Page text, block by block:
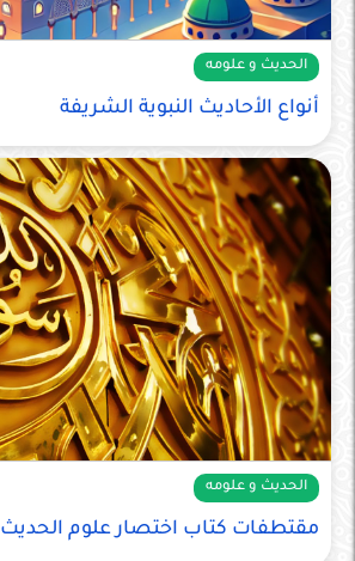
الحديث و علومه
أنواع الأحاديث النبوية الشريفة
الحديث و علومه
مقتطفات كتاب اختصار علوم الحديث11